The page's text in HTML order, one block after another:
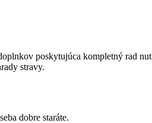
poskytujúca kompletný rad
stravy.
dobre staráte.